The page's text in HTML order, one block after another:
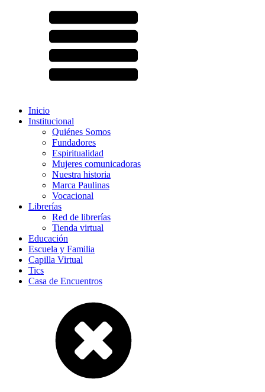
Inicio
Institucional
Quiénes Somos
Fundadores
Espiritualidad
Mujeres comunicadoras
Nuestra historia
Marca Paulinas
Vocacional
Librerías
Red de librerías
Tienda virtual
Educación
Escuela y Familia
Capilla Virtual
Tics
Casa de Encuentros